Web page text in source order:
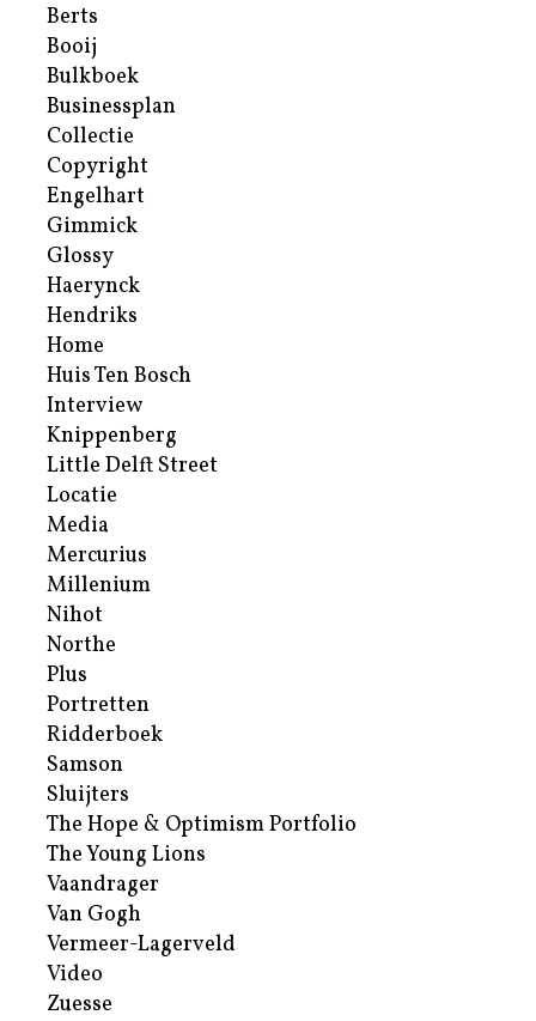
Berts
Booij
Bulkboek
Businessplan
Collectie
Copyright
Engelhart
Gimmick
Glossy
Haerynck
Hendriks
Home
Huis Ten Bosch
Interview
Knippenberg
Little Delft Street
Locatie
Media
Mercurius
Millenium
Nihot
Northe
Plus
Portretten
Ridderboek
Samson
Sluijters
The Hope & Optimism Portfolio
The Young Lions
Vaandrager
Van Gogh
Vermeer-Lagerveld
Video
Zuesse